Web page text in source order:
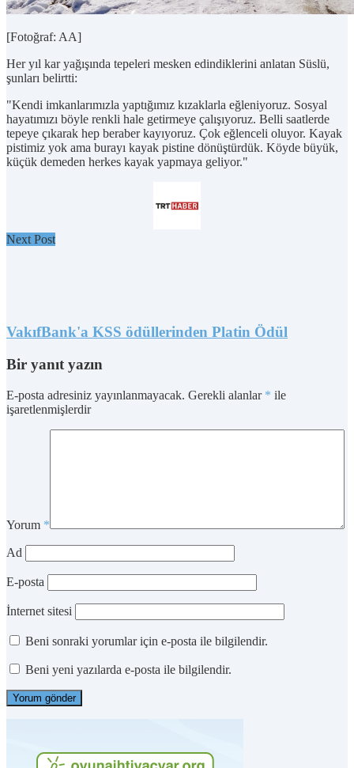
[Fotoğraf: AA]
Her yıl kar yağışında tepeleri mesken edindiklerini anlatan Süslü,
şunları belirtti:
"Kendi imkanlarımızla yaptığımız kızaklarla eğleniyoruz. Sosyal
hayatımızı böyle renkli hale getirmeye çalışıyoruz. Belli saatlerde
tepeye çıkarak hep beraber kayıyoruz. Çok eğlenceli oluyor. Kayak
pistimiz yok ama burayı kayak pistine dönüştürdük. Köyde büyük,
küçük demeden herkes kayak yapmaya geliyor."
Next Post
VakıfBank'a KSS ödüllerinden Platin Ödül
Bir yanıt yazın
E-posta adresiniz yayınlanmayacak. Gerekli alanlar * ile
işaretlenmişlerdir
Yorum *
Ad
E-posta
İnternet sitesi
Beni sonraki yorumlar için e-posta ile bilgilendir.
Beni yeni yazılarda e-posta ile bilgilendir.